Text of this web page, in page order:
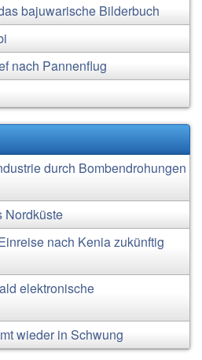
bajuwarische Bilderbuch
nach Pannenflug
durch Bombendrohungen
Nordküste
nach Kenia zukünftig
elektronische
wieder in Schwung